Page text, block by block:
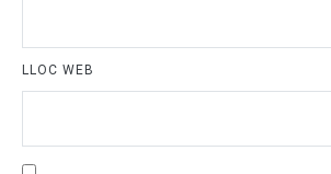
LLOC WEB